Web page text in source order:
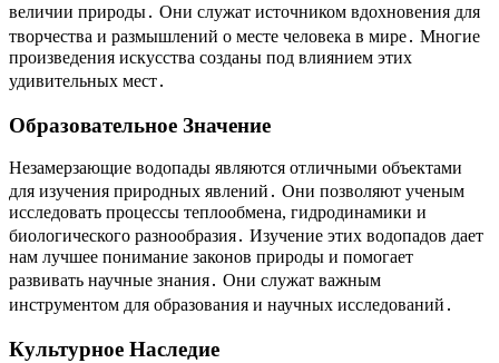
величии природы․ Они служат источником вдохновения для
творчества и размышлений о месте человека в мире․ Многие
произведения искусства созданы под влиянием этих
удивительных мест․
Образовательное Значение
Незамерзающие водопады являются отличными объектами
для изучения природных явлений․ Они позволяют ученым
исследовать процессы теплообмена, гидродинамики и
биологического разнообразия․ Изучение этих водопадов дает
нам лучшее понимание законов природы и помогает
развивать научные знания․ Они служат важным
инструментом для образования и научных исследований․
Культурное Наследие